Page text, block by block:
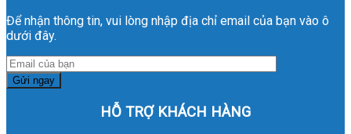
Để nhận thông tin, vui lòng nhập địa chỉ email của bạn vào ô
dưới đây.
HỖ TRỢ KHÁCH HÀNG